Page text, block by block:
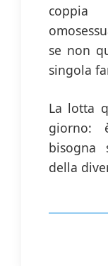
coppia
se non
singola
La lotta
giorno:
bisogna
della